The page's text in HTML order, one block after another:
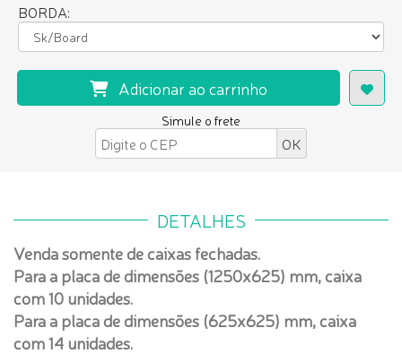
BORDA:
Adicionar ao carrinho
Simule o frete
DETALHES
Venda somente de caixas fechadas.
Para a placa de dimensões (1250x625) mm, caixa
com 10 unidades.
Para a placa de dimensões (625x625) mm, caixa
com 14 unidades.